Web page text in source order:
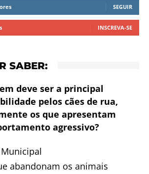
SEGUIR
INSCREVA-SE
SABER:
deve ser a principal
pelos cães de rua,
os que apresentam
agressivo?
abandonam os animais